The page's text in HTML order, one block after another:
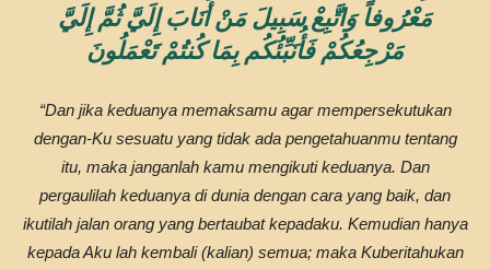
مَعْرُوفاً وَاتَّبِعْ سَبِيلَ مَنْ أَنَابَ إِلَيَّ ثُمَّ إِلَيَّ
مَرْجِعُكُمْ فَأُنَبِّئُكُم بِمَا كُنتُمْ تَعْمَلُونَ
“Dan jika keduanya memaksamu agar mempersekutukan
dengan-Ku sesuatu yang tidak ada pengetahuanmu tentang
itu, maka janganlah kamu mengikuti keduanya. Dan
pergaulilah keduanya di dunia dengan cara yang baik, dan
ikutilah jalan orang yang bertaubat kepadaku. Kemudian hanya
kepada Aku lah kembali (kalian) semua; maka Kuberitahukan